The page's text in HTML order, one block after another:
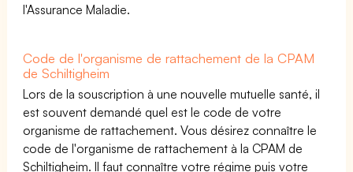
l'Assurance Maladie.
Code de l'organisme de rattachement de la CPAM
de Schiltigheim
Lors de la souscription à une nouvelle mutuelle santé, il
est souvent demandé quel est le code de votre
organisme de rattachement. Vous désirez connaître le
code de l'organisme de rattachement à la CPAM de
Schiltigheim. Il faut connaître votre régime puis votre